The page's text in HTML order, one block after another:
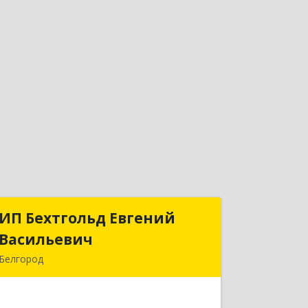
ИП Бехтгольд Евгений
Васильевич
Белгород
ИП Бехтгольд Евгений